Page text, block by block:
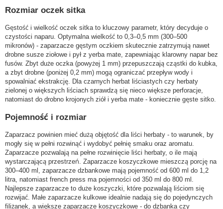
Rozmiar oczek sitka
Gęstość i wielkość oczek sitka to kluczowy parametr, który decyduje o
czystości naparu. Optymalna wielkość to 0,3–0,5 mm (300–500
mikronów) - zaparzacze gęstym oczkiem skutecznie zatrzymują nawet
drobne susze ziołowe i pył z yerba mate, zapewniając klarowny napar bez
fusów. Zbyt duże oczka (powyżej 1 mm) przepuszczają cząstki do kubka,
a zbyt drobne (poniżej 0,2 mm) mogą ograniczać przepływ wody i
spowalniać ekstrakcję. Dla czarnych herbat liściastych czy herbaty
zielonej o większych liściach sprawdzą się nieco większe perforacje,
natomiast do drobno krojonych ziół i yerba mate - koniecznie gęste sitko.
Pojemność i rozmiar
Zaparzacz powinien mieć dużą objętość dla liści herbaty - to warunek, by
mogły się w pełni rozwinąć i wydobyć pełnię smaku oraz aromatu.
Zaparzacze pozwalają na pełne rozwinięcie liści herbaty, o ile mają
wystarczającą przestrzeń. Zaparzacze koszyczkowe mieszczą porcję na
300–400 ml, zaparzacze dzbankowe mają pojemność od 600 ml do 1,2
litra, natomiast french press ma pojemności od 350 ml do 800 ml.
Najlepsze zaparzacze to duże koszyczki, które pozwalają liściom się
rozwijać. Małe zaparzacze kulkowe idealnie nadają się do pojedynczych
filiżanek, a większe zaparzacze koszyczkowe - do dzbanka czy